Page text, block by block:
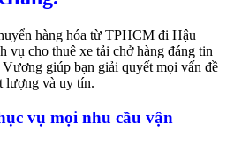
hàng hóa từ TPHCM đi Hậu
vụ cho thuê xe tải chở hàng đáng tin
giúp bạn giải quyết mọi vấn đề
lượng và uy tín.
vụ mọi nhu cầu vận